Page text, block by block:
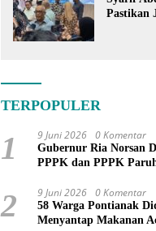
Pastikan
TERPOPULER
1 9 Juni 2026 0 Komentar
Gubernur Ria Norsan
PPPK dan PPPK
2 9 Juni 2026 0 Komentar
58 Warga Pontianak
Menyantap Makanan